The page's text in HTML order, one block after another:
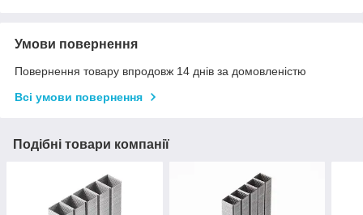
Умови повернення
Повернення товару впродовж 14 днів за домовленістю
Всі умови повернення
Подібні товари компанії